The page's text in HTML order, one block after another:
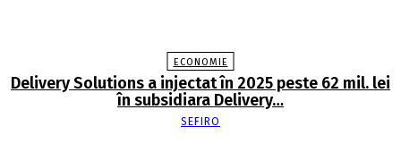
ECONOMIE
Delivery Solutions a injectat în 2025 peste 62 mil. lei
în subsidiara Delivery…
SEFIRO